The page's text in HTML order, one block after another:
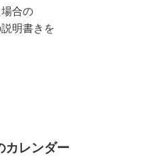
合の
明書きを
カレンダー